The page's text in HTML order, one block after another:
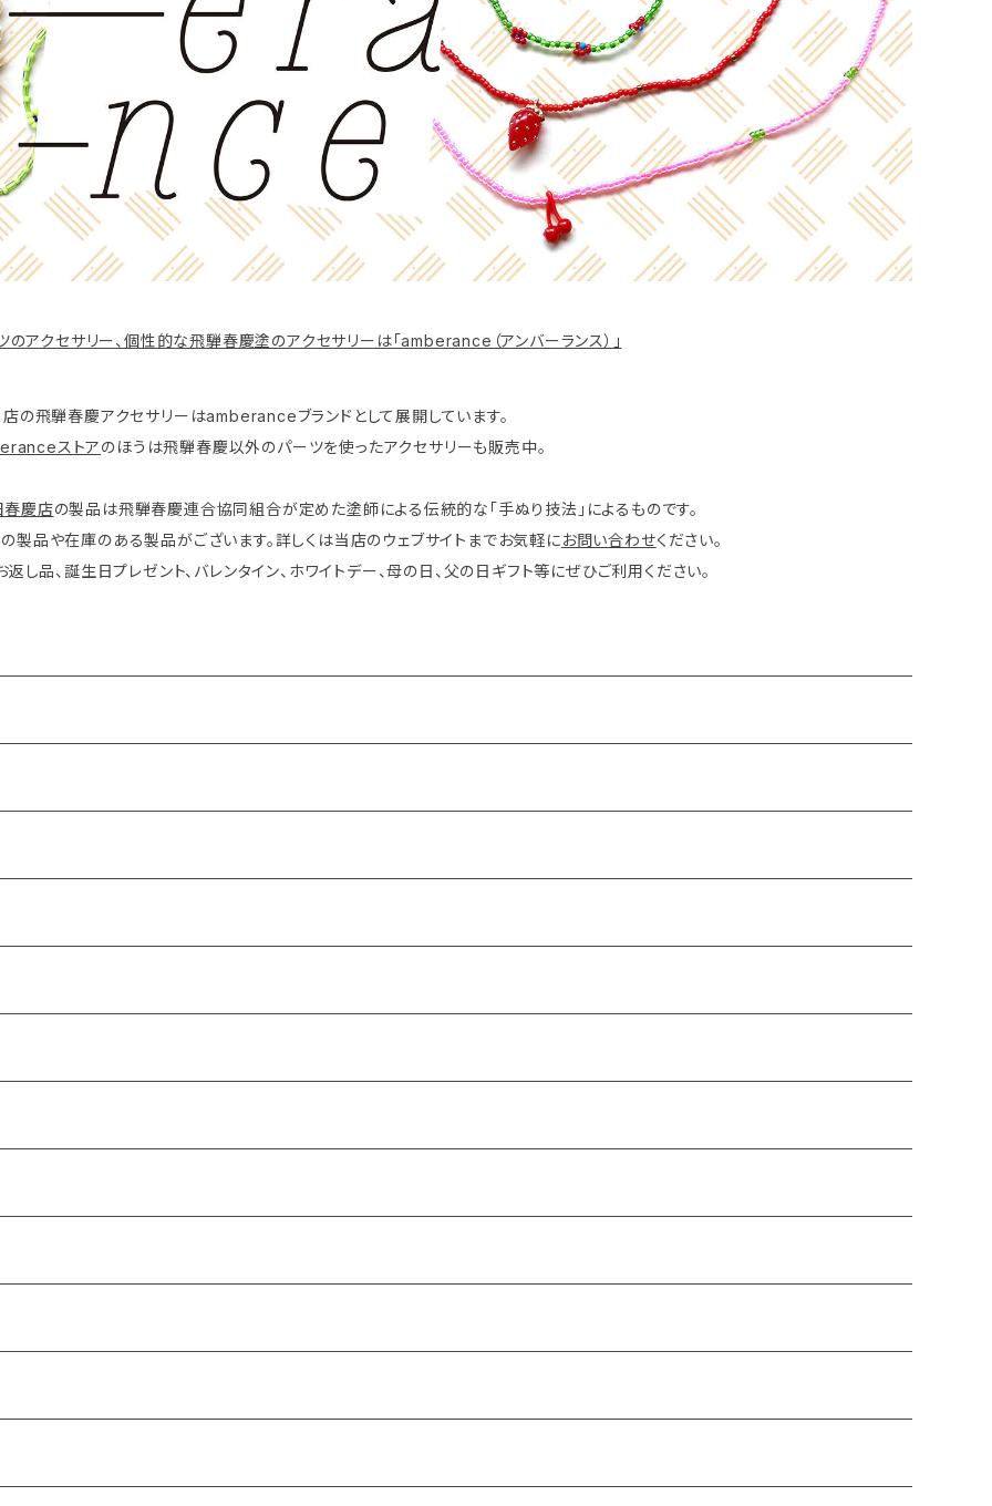
のアクセサリー、個性的な飛騨春慶塗のアクセサリーは「amberance（アンバーランス）」
の飛騨春慶アクセサリーはamberanceブランドとして展開しています。
ストアのほうは飛騨春慶以外のパーツを使ったアクセサリーも販売中。
慶店の製品は飛騨春慶連合協同組合が定めた塗師による伝統的な「手ぬり技法」によるものです。
製品や在庫のある製品がございます。詳しくは当店のウェブサイトまでお気軽にお問い合わせください。
し品、誕生日プレゼント、バレンタイン、ホワイトデー、母の日、父の日ギフト等にぜひご利用ください。